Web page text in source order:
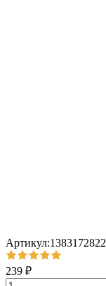
Артикул:1383172822
239 ₽